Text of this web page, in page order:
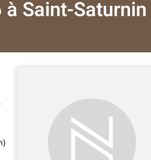
Saint-Saturnin